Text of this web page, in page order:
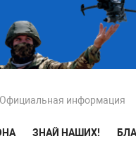
Официальная информация
ЗНАЙ НАШИХ!